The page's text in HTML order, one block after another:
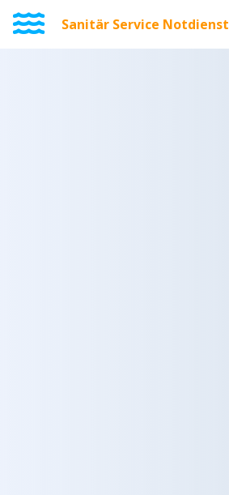
Sanitär Service Notdienst